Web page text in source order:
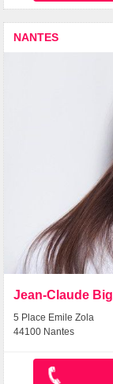
NANTES
Jean-Claude
5 Place Emile Zola
44100 Nantes